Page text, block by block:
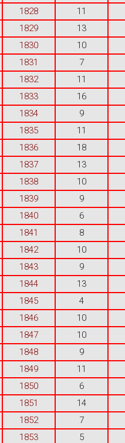
1828
11
1829
13
1830
10
1831
7
1832
11
1833
16
1834
9
1835
11
1836
18
1837
13
1838
10
1839
9
1840
6
1841
8
1842
10
1843
9
1844
13
1845
4
1846
10
1847
10
1848
9
1849
11
1850
6
1851
14
1852
7
1853
5